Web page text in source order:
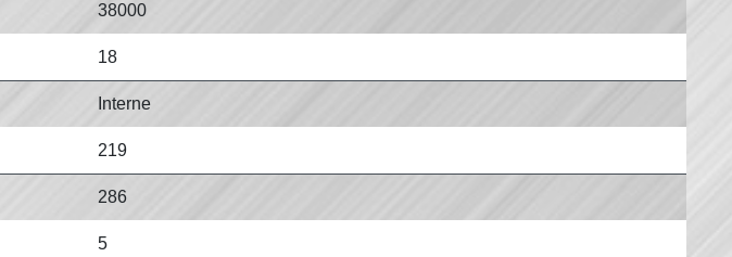
38000
18
Interne
219
286
5